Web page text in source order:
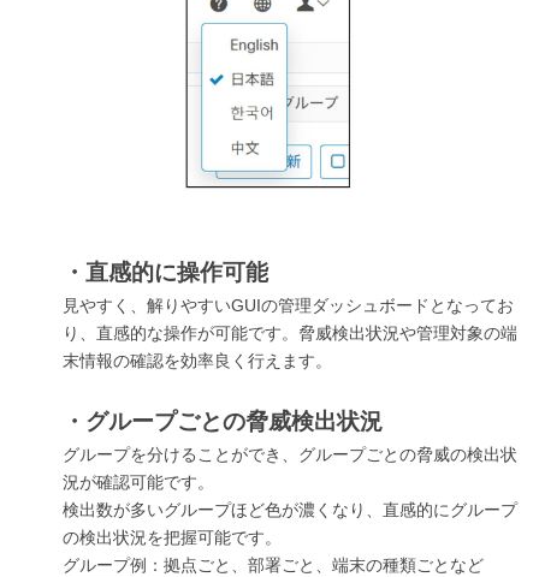
・直感的に操作可能
見やすく、解りやすいGUIの管理ダッシュボードとなってお
り、直感的な操作が可能です。脅威検出状況や管理対象の端
末情報の確認を効率良く行えます。
・グループごとの脅威検出状況
グループを分けることができ、グループごとの脅威の検出状
況が確認可能です。
検出数が多いグループほど色が濃くなり、直感的にグループ
の検出状況を把握可能です。
グループ例：拠点ごと、部署ごと、端末の種類ごとなど